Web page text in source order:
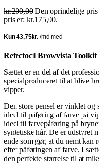
kr.200,00 Den oprindelige
pris er: kr.175,00.
Refectocil Browvista Toolkit
Sættet er en del af det
specialproduceret til at blive
vipper.
Den store pensel er vinklet
ideel til påføring af farve på
ideel til farvepåføring på
syntetiske hår. De er udstyret
ende som gør, at du nemt kan
efter påføringen af farve. I
den perfekte størrelse til at